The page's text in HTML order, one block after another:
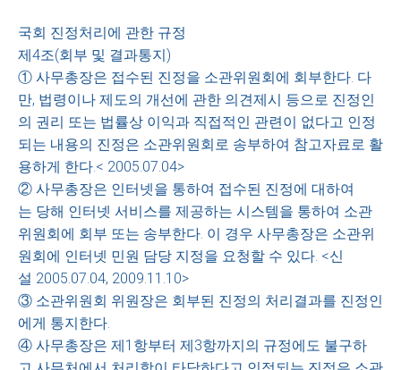
국회 진정처리에 관한 규정
제4조(회부 및 결과통지)
① 사무총장은 접수된 진정을 소관위원회에 회부한다. 다
만, 법령이나 제도의 개선에 관한 의견제시 등으로 진정인
의 권리 또는 법률상 이익과 직접적인 관련이 없다고 인정
되는 내용의 진정은 소관위원회로 송부하여 참고자료로 활
용하게 한다.< 2005.07.04>
② 사무총장은 인터넷을 통하여 접수된 진정에 대하여
는 당해 인터넷 서비스를 제공하는 시스템을 통하여 소관
위원회에 회부 또는 송부한다. 이 경우 사무총장은 소관위
원회에 인터넷 민원 담당 지정을 요청할 수 있다. <신
설 2005.07.04, 2009.11.10>
③ 소관위원회 위원장은 회부된 진정의 처리결과를 진정인
에게 통지한다.
④ 사무총장은 제1항부터 제3항까지의 규정에도 불구하